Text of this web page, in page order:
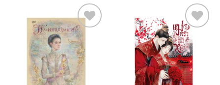
Add to
Wishlist
Add to
Wishlist